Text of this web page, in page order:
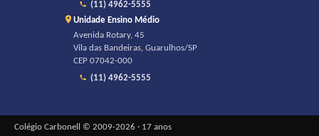
(11) 4962-5555
Unidade Ensino Médio
Avenida Rotary, 45
Vila das Bandeiras, Guarulhos/SP
CEP 07042-000
(11) 4962-5555
Colégio Carbonell © 2009-2026 · 17 anos